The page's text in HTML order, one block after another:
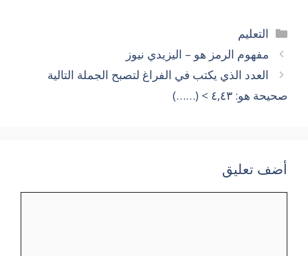
التصنيفات
التعليم
مفهوم الرمز هو – اليزيدي نيوز
العدد الذي يكتب في الفراغ لتصبح الجملة التالية
صحيحة هو: ٤,٤٣ > (……)
أضف تعليق